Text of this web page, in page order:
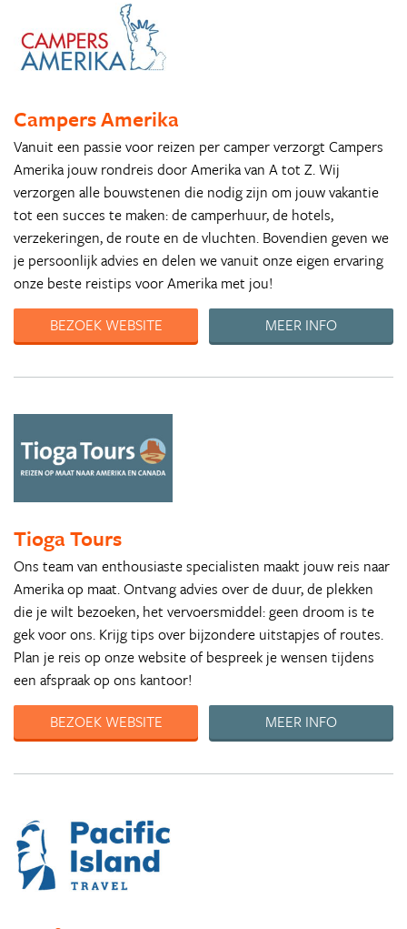
Campers Amerika
Vanuit een passie voor reizen per camper verzorgt Campers
Amerika jouw rondreis door Amerika van A tot Z. Wij
verzorgen alle bouwstenen die nodig zijn om jouw vakantie
tot een succes te maken: de camperhuur, de hotels,
verzekeringen, de route en de vluchten. Bovendien geven we
je persoonlijk advies en delen we vanuit onze eigen ervaring
onze beste reistips voor Amerika met jou!
BEZOEK WEBSITE
MEER INFO
Tioga Tours
Ons team van enthousiaste specialisten maakt jouw reis naar
Amerika op maat. Ontvang advies over de duur, de plekken
die je wilt bezoeken, het vervoersmiddel: geen droom is te
gek voor ons. Krijg tips over bijzondere uitstapjes of routes.
Plan je reis op onze website of bespreek je wensen tijdens
een afspraak op ons kantoor!
BEZOEK WEBSITE
MEER INFO